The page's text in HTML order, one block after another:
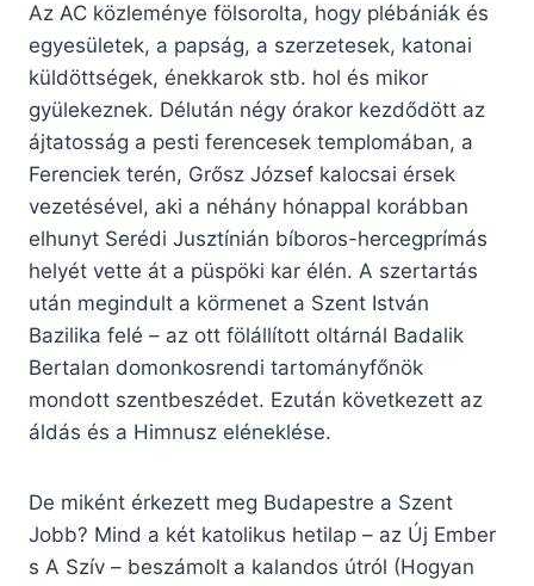
Az AC közleménye fölsorolta, hogy plébániák és
egyesületek, a papság, a szerzetesek, katonai
küldöttségek, énekkarok stb. hol és mikor
gyülekeznek. Délután négy órakor kezdődött az
ájtatosság a pesti ferencesek templomában, a
Ferenciek terén, Grősz József kalocsai érsek
vezetésével, aki a néhány hónappal korábban
elhunyt Serédi Jusztínián bíboros-hercegprímás
helyét vette át a püspöki kar élén. A szertartás
után megindult a körmenet a Szent István
Bazilika felé – az ott fölállított oltárnál Badalik
Bertalan domonkosrendi tartományfőnök
mondott szentbeszédet. Ezután következett az
áldás és a Himnusz eléneklése.
De miként érkezett meg Budapestre a Szent
Jobb? Mind a két katolikus hetilap – az Új Ember
s A Szív – beszámolt a kalandos útról (Hogyan